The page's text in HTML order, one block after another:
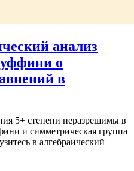
анализ
о
в
5+ степени неразрешимы в
и симметрическая группа
в алгебраический